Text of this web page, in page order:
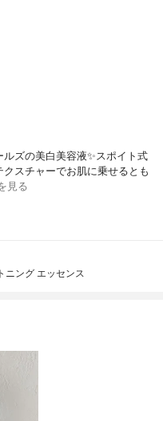
ズの美白美容液✨スポイト式
スチャーでお肌に乗せるとも
見る
ニング エッセンス